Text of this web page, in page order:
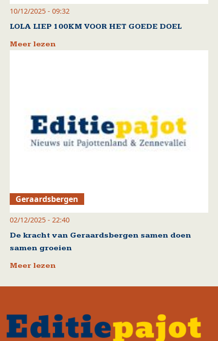
10/12/2025 - 09:32
LOLA LIEP 100KM VOOR HET GOEDE DOEL
Meer lezen
Geraardsbergen
02/12/2025 - 22:40
De kracht van Geraardsbergen samen doen
samen groeien
Meer lezen